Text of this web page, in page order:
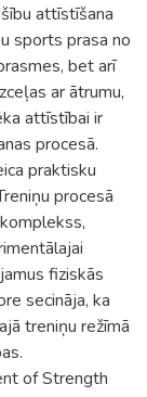
attīstīšana
sports prasa no
bet arī
ar ātrumu,
attīstībai ir
procesā.
praktisku
procesā
fiziskās
secināja, ka
treniņu režīmā
of Strength